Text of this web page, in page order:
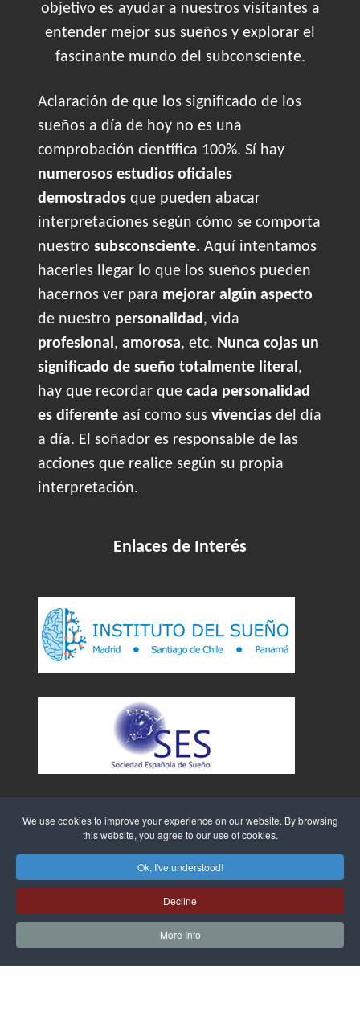
We use cookies to improve your experience on our website. By browsing
this website, you agree to our use of cookies.
Ok, I've understood!
Decline
More Info
objetivo es ayudar a nuestros visitantes a
entender mejor sus sueños y explorar el
fascinante mundo del subconsciente.
Aclaración de que los significado de los
sueños a día de hoy no es una
comprobación científica 100%. Sí hay
numerosos estudios oficiales
demostrados que pueden abacar
interpretaciones según cómo se comporta
nuestro subsconsciente. Aquí intentamos
hacerles llegar lo que los sueños pueden
hacernos ver para mejorar algún aspecto
de nuestro personalidad, vida
profesional, amorosa, etc. Nunca cojas un
significado de sueño totalmente literal,
hay que recordar que cada personalidad
es diferente así como sus vivencias del día
a día. El soñador es responsable de las
acciones que realice según su propia
interpretación.
Enlaces de Interés
Sitio Web creado por